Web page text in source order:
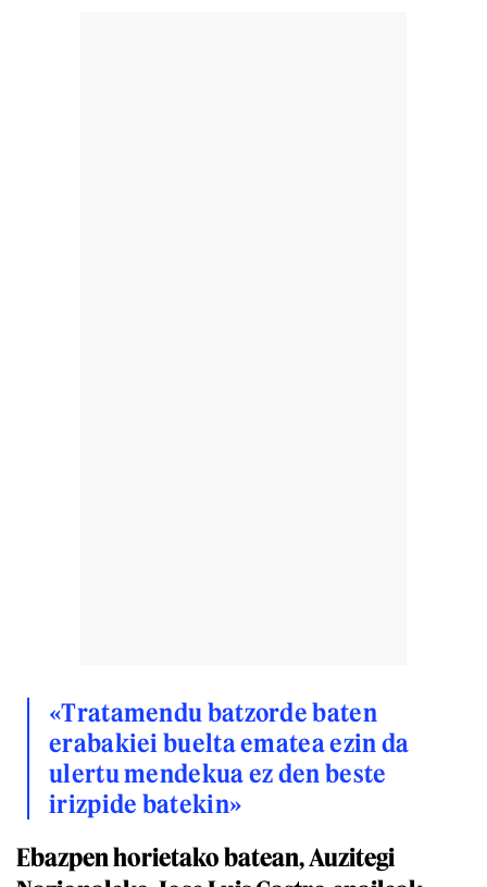
«Tratamendu batzorde baten
erabakiei buelta ematea ezin da
ulertu mendekua ez den beste
irizpide batekin»
Ebazpen horietako batean, Auzitegi